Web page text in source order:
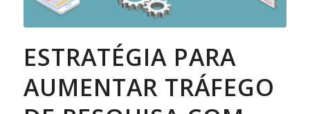
ESTRATÉGIA PARA
AUMENTAR TRÁFEGO